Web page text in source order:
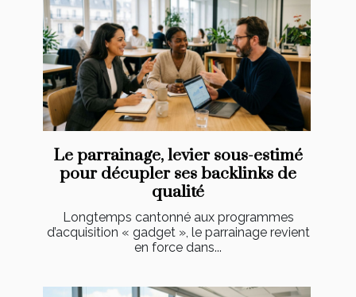
Le parrainage, levier sous-estimé
pour décupler ses backlinks de
qualité
Longtemps cantonné aux programmes
d’acquisition « gadget », le parrainage revient
en force dans...